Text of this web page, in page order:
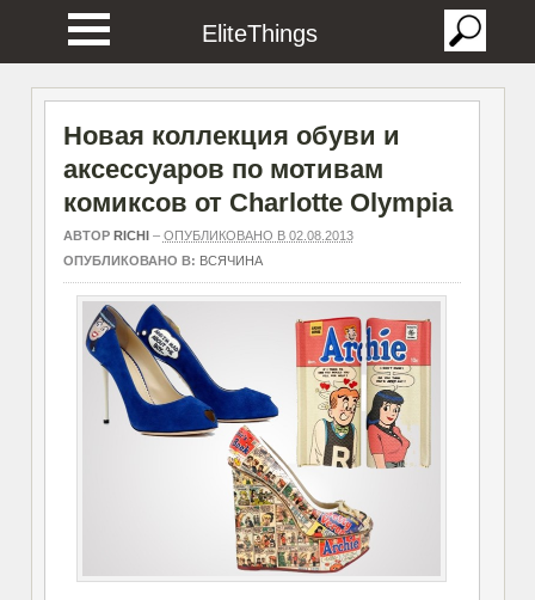
EliteThings
Новая коллекция обуви и
аксессуаров по мотивам
комиксов от Charlotte Olympia
АВТОР RICHI– ОПУБЛИКОВАНО В 02.08.2013
ОПУБЛИКОВАНО В: ВСЯЧИНА